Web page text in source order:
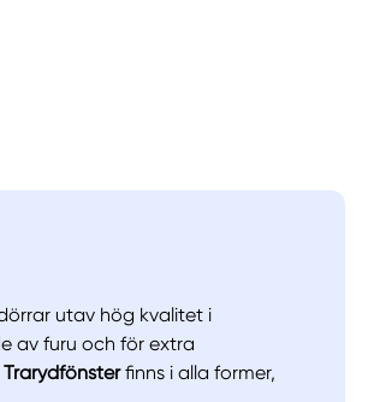
utav hög kvalitet i
av furu och för extra
Trarydfönsterfinns i alla former,